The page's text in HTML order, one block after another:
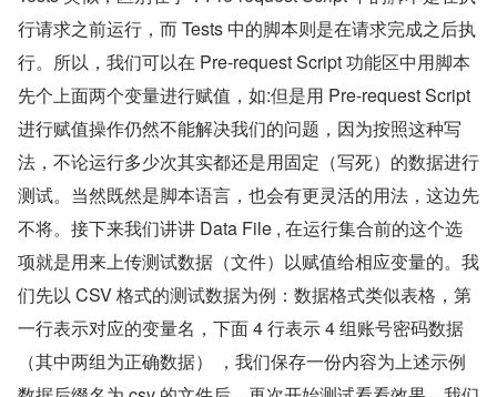
行请求之前运行，而 Tests 中的脚本则是在请求完成之后执
行。所以，我们可以在 Pre-request Script 功能区中用脚本
先个上面两个变量进行赋值，如:但是用 Pre-request Script
进行赋值操作仍然不能解决我们的问题，因为按照这种写
法，不论运行多少次其实都还是用固定（写死）的数据进行
测试。当然既然是脚本语言，也会有更灵活的用法，这边先
不将。接下来我们讲讲 Data File , 在运行集合前的这个选
项就是用来上传测试数据（文件）以赋值给相应变量的。我
们先以 CSV 格式的测试数据为例：数据格式类似表格，第
一行表示对应的变量名，下面 4 行表示 4 组账号密码数据
（其中两组为正确数据） ，我们保存一份内容为上述示例